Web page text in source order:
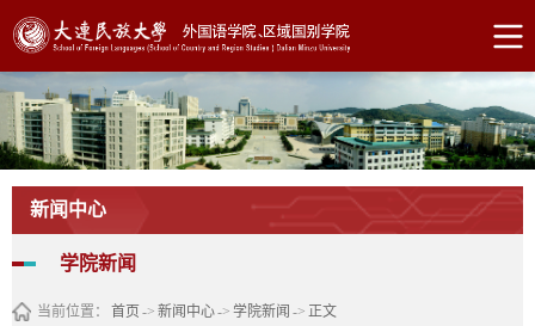
新闻中心
学院新闻
当前位置： 首页-> 新闻中心-> 学院新闻 -> 正文